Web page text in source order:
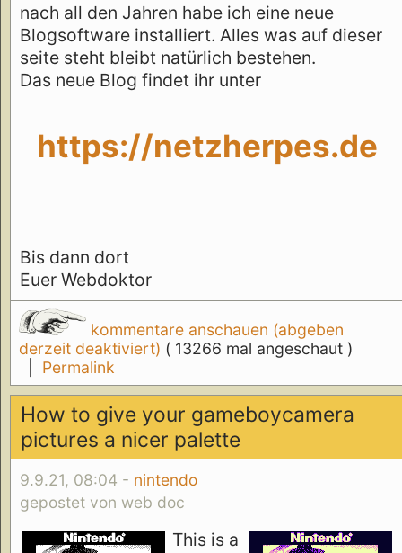
nach all den Jahren habe ich eine neue
Blogsoftware installiert. Alles was auf dieser
seite steht bleibt natürlich bestehen.
Das neue Blog findet ihr unter
https://netzherpes.de
Bis dann dort
Euer Webdoktor
kommentare anschauen (abgeben
derzeit deaktiviert) ( 13266 mal angeschaut )
Permalink
How to give your gameboycamera
pictures a nicer palette
9.9.21, 08:04 - nintendo
gepostet von web doc
This is a